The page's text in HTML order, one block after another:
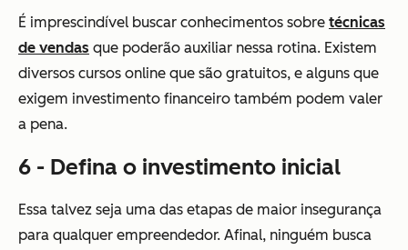
É imprescindível buscar conhecimentos sobre técnicas
de vendas que poderão auxiliar nessa rotina. Existem
diversos cursos online que são gratuitos, e alguns que
exigem investimento financeiro também podem valer
a pena.
6 - Defina o investimento inicial
Essa talvez seja uma das etapas de maior insegurança
para qualquer empreendedor. Afinal, ninguém busca